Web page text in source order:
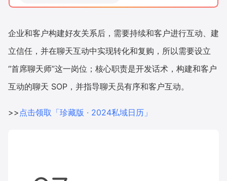
新零售资讯
培训课程
企业和客户构建好友关系后，需要持续和客户进行互动、建
立信任，并在聊天互动中实现转化和复购，所以需要设立
“首席聊天师”这一岗位；核心职责是开发话术，构建和客户
互动的聊天 SOP，并指导聊天员有序和客户互动。
>> 点击领取「珍藏版 · 2024私域日历」